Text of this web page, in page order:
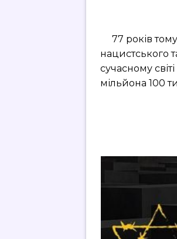
77 років
нацистського
сучасному
мільйона 100